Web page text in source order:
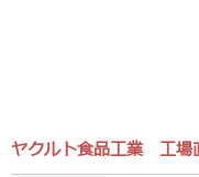
ヤクルト食品工業 工場